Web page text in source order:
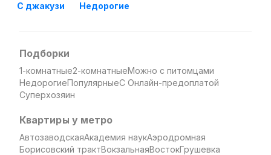
С джакузи Недорогие
Подборки
1-комнатные2-комнатныеМожно с питомцами
НедорогиеПопулярныеС Онлайн-предоплатой
Суперхозяин
Квартиры у метро
АвтозаводскаяАкадемия наукАэродромная
Борисовский трактВокзальнаяВостокГрушевка